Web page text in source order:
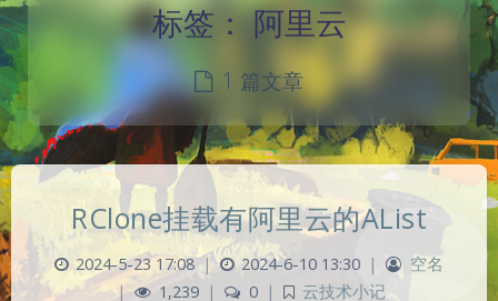
标签：阿里云
1 篇文章
RClone挂载有阿里云的AList
2024-5-23 17:08 | 2024-6-10 13:30 |
空名
|
1,239 | 0 |
云技术小记